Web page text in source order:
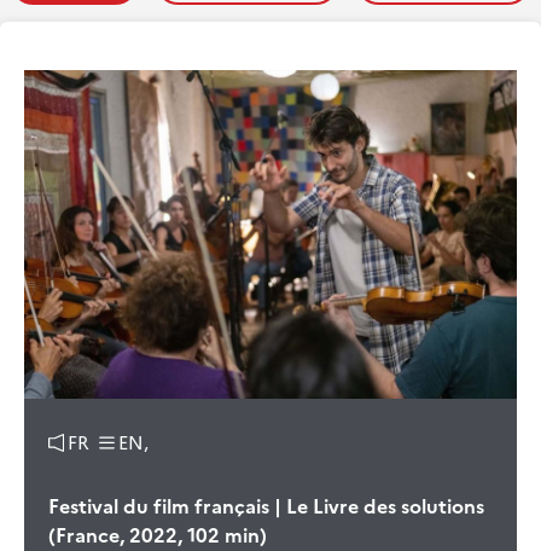
FR EN,
Festival du film français | Le Livre des solutions
(France, 2022, 102 min)